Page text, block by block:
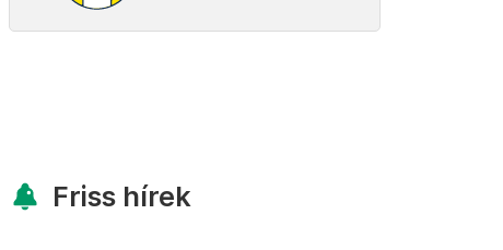
Friss hírek